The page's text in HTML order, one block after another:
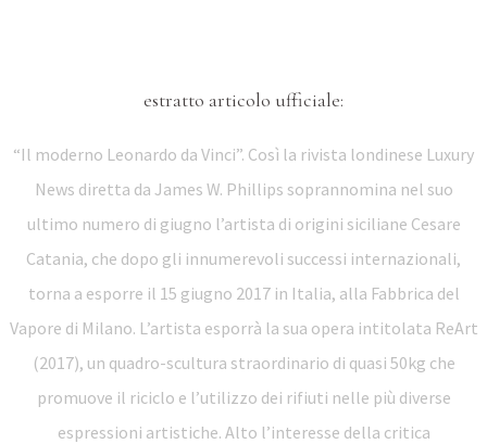
estratto articolo ufficiale:
“Il moderno Leonardo da Vinci”. Così la rivista londinese Luxury
News diretta da James W. Phillips soprannomina nel suo
ultimo numero di giugno l’artista di origini siciliane Cesare
Catania, che dopo gli innumerevoli successi internazionali,
torna a esporre il 15 giugno 2017 in Italia, alla Fabbrica del
Vapore di Milano. L’artista esporrà la sua opera intitolata ReArt
(2017), un quadro-scultura straordinario di quasi 50kg che
promuove il riciclo e l’utilizzo dei rifiuti nelle più diverse
espressioni artistiche. Alto l’interesse della critica